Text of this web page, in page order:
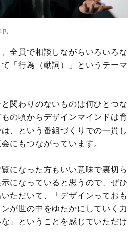
氏
全員で相談しながらいろいろな
「行為（動詞）」というテーマ
関わりのないものは何ひとつな
の頃からデザインマインドは育
、という番組づくりでの一貫し
にもつながっています。
になった方もいい意味で裏切ら
になっていると思うので、ぜひ
ただいて、「デザインっておも
が世の中をゆたかにしていく力
」ということを感じていただけ